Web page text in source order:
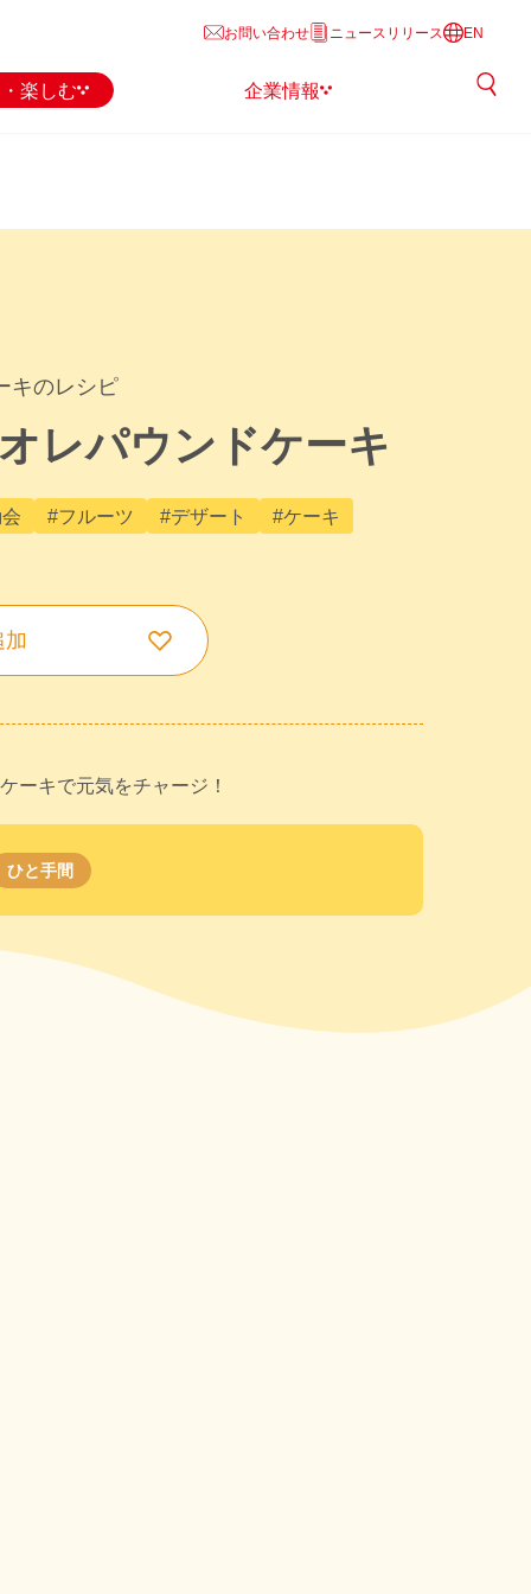
お問い合わせ ニュースリリース EN
楽しむ 企業情報
キのレシピ
レパウンドケーキ
#フルーツ #デザート #ケーキ
加
ーキで元気をチャージ！
ひと手間